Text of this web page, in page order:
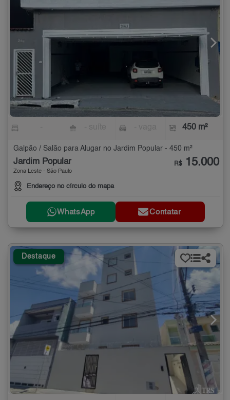
450 m²
Galpão / Salão para Alugar no Jardim Popular - 450 m²
Jardim Popular
Zona Leste - São Paulo
Endereço no círculo do mapa
R$ 15.000
WhatsApp Contatar
Destaque